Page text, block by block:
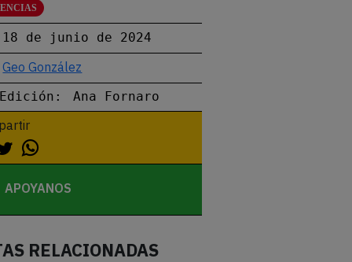
18 de junio de 2024
Geo González
Edición: Ana Fornaro
APOYANOS
RELACIONADAS